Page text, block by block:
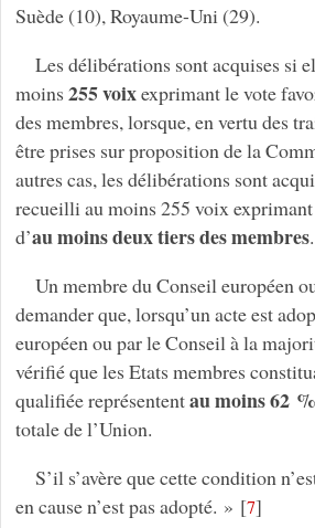
Suède (10), Royaume-Uni (29).
Les délibérations sont acquises si
moins 255 voixexprimant le vote
des membres, lorsque, en vertu des
être prises sur proposition de la
autres cas, les délibérations sont
recueilli au moins 255 voix
d’au moins deux tiers des membres.
Un membre du Conseil européen
demander que, lorsqu’un acte est
européen ou par le Conseil à la
vérifié que les Etats membres
qualifiée représententau moins 62 %
totale de l’Union.
S’il s’avère que cette condition
en cause n’est pas adopté. » [7]